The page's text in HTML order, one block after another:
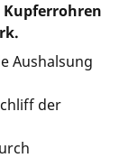
Kupferrohren
Aushalsung
der